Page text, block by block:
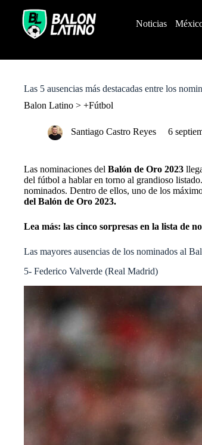
o
Noticias
Las 5 ausencias más destacadas entre los
Balon Latino > +Fútbol
Santiago Castro Reyes 6
Las nominaciones del Balón de Oro 2023
del fútbol a hablar en torno al grandioso
nominados. Dentro de ellos, uno de los
del Balón de Oro 2023.
Lea más: las cinco sorpresas en la lista de
Las mayores ausencias de los nominados al
5- Federico Valverde (Real Madrid)